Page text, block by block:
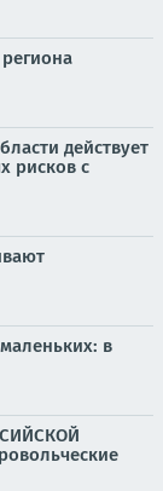
действует
рисков с
в